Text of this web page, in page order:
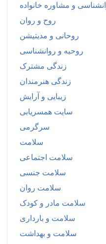
و مشاوره خانواده
روح و روان
روحانی و مدیتیشن
روحیه و روانشناسی
زندگی مشترک
زندگی هنرمندان
زیبایی و آرایش
سایت همسریابی
سرگرمی
سلامت
سلامت اجتماعی
سلامت جنسی
سلامت روان
سلامت مادر و کودک
سلامت و بارداری
سلامت و بهداشت